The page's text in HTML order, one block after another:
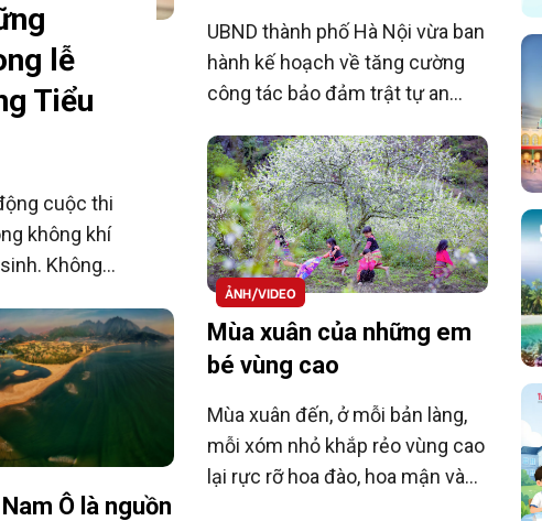
lễ
Tiểu
cuộc thi
không khí
Không
họa sĩ
Ô là nguồn
UBND thành phố Hà Nội vừa ban
hành kế hoạch về tăng cường
công tác bảo đảm trật tự an
học sinh khu vực cụm trường
Chu Văn An vẫn vi phạm.
ẢNH/VIDEO
Mùa xuân của những em
bé vùng cao
Mùa xuân đến, ở mỗi bản làng,
mỗi xóm nhỏ khắp rẻo vùng cao
lại rực rỡ hoa đào, hoa mận và